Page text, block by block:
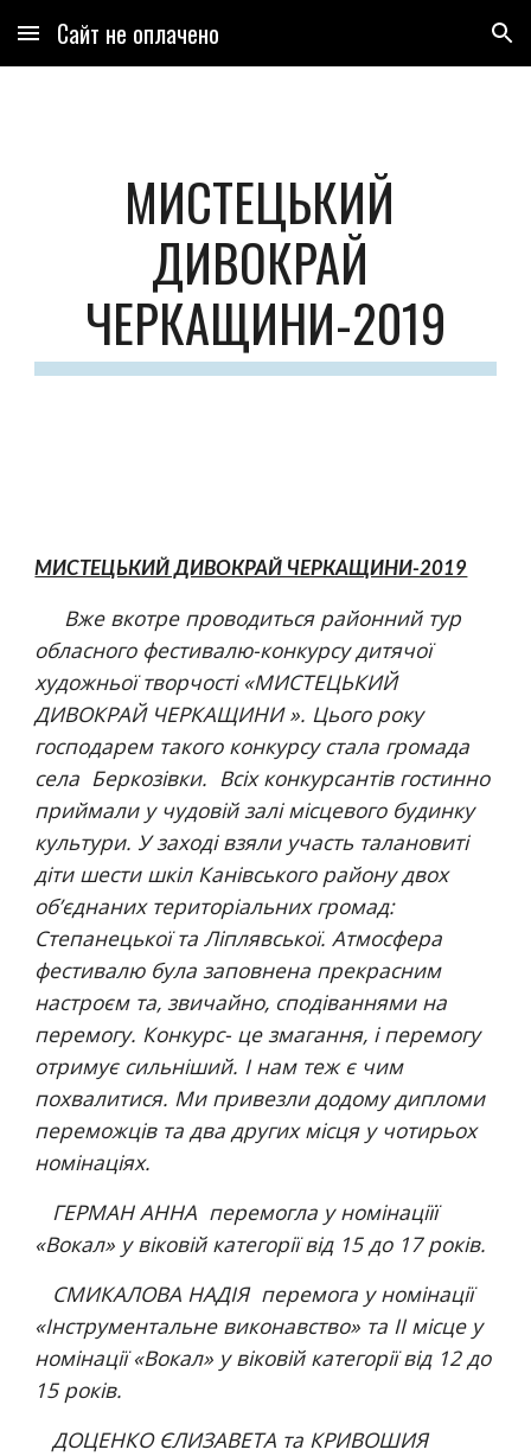
Skip to main content Skip to navigation
Сайт не оплачено
МИСТЕЦЬКИЙ
ДИВОКРАЙ
ЧЕРКАЩИНИ-2019
МИСТЕЦЬКИЙ ДИВОКРАЙ ЧЕРКАЩИНИ-2019
Вже вкотре проводиться районний тур
обласного фестивалю-конкурсу дитячої
художньої творчості «МИСТЕЦЬКИЙ
ДИВОКРАЙ ЧЕРКАЩИНИ ». Цього року
господарем такого конкурсу стала громада
села  Беркозівки.  Всіх конкурсантів гостинно
приймали у чудовій залі місцевого будинку
культури. У заході взяли участь талановиті
діти шести шкіл Канівського району двох
об’єднаних територіальних громад:
Степанецької та Ліплявської. Атмосфера
фестивалю була заповнена прекрасним
настроєм та, звичайно, сподіваннями на
перемогу. Конкурс- це змагання, і перемогу
отримує сильніший. І нам теж є чим
похвалитися. Ми привезли додому дипломи
переможців та два других місця у чотирьох
номінаціях.
«Вокал» у віковій категорії від 15 до 17 років.
«Інструментальне виконавство» та ІІ місце у
номінації «Вокал» у віковій категорії від 12 до
15 років.
   ДОЦЕНКО ЄЛИЗАВЕТА та КРИВОШИЯ